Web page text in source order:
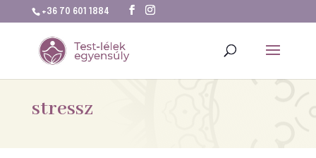
+36 70 601 1884
stressz